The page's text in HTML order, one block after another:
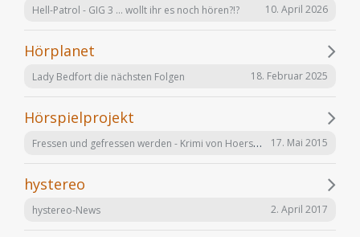
Hell-Patrol - GIG 3 ... wollt ihr es noch hören?!? 10. April 2026
Hörplanet
Lady Bedfort die nächsten Folgen 18. Februar 2025
Hörspielprojekt
Fressen und gefressen werden - Krimi von Hoerspielprojekt.de 17. Mai 2015
hystereo
hystereo-News 2. April 2017